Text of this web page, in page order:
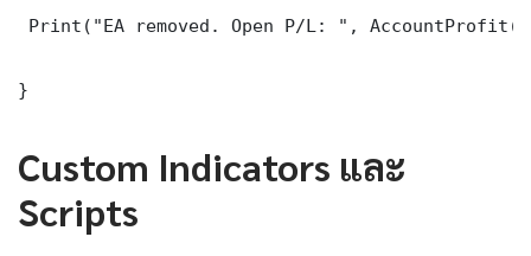
Print("EA removed. Open P/L: ",
}
Custom Indicators และ
Scripts